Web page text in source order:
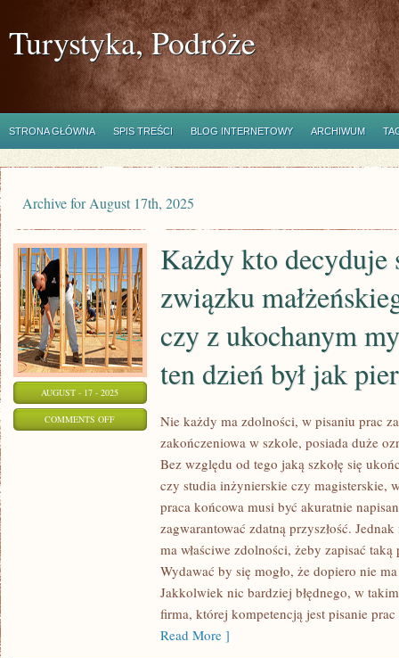
Turystyka, Podróże
STRONA GŁÓWNA SPIS TREŚCI BLOG INTERNETOWY ARCHIWUM
Archive for August 17th, 2025
AUGUST - 17 - 2025
COMMENTS OFFON
MAŁŻEŃSKIEGO
DZIEWCZYNĄ
Każdy kto decyduje
związku
czy z ukochanym
ten dzień był jak
Nie każdy ma zdolności, w pisaniu prac
zakończeniowa w szkole, posiada duże
Bez względu od tego jaką szkołę się
czy studia inżynierskie czy magisterskie,
praca końcowa musi być akuratnie
zagwarantować zdatną przyszłość.
ma właściwe zdolności, żeby zapisać
Wydawać by się mogło, że dopiero nie
Jakkolwiek nic bardziej błędnego, w
firma, której kompetencją jest pisanie
Read More ]